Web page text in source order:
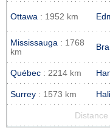
Ottawa : 1952 km
Mississauga : 1768
km
Québec : 2214 km
Surrey : 1573 km